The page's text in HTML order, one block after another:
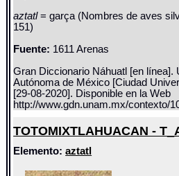
aztatl= garça (Nombres de aves
151)
Fuente: 1611 Arenas
Gran Diccionario Náhuatl [en línea].
Autónoma de México [Ciudad
[29-08-2020]. Disponible en la Web
http://www.gdn.unam.mx/contexto/
TOTOMIXTLAHUACAN -
Elemento:aztatl